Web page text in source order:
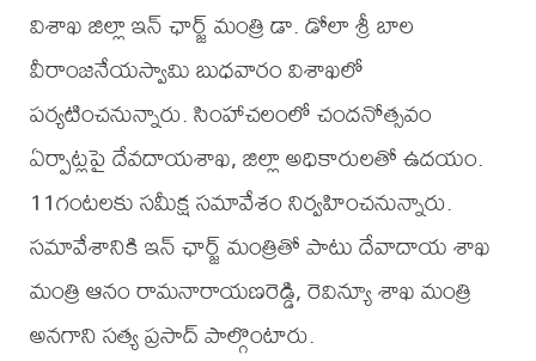
విశాఖ జిల్లా ఇన్ ఛార్జ్ మంత్రి డా. డోలా శ్రీ బాల
వీరాంజనేయస్వామి బుధవారం విశాఖలో
పర్యటించ‌నున్నారు. సింహాచలంలో చందనోత్సవం
ఏర్పాట్లపై దేవదాయశాఖ, జిల్లా అధికారులతో ఉదయం.
11గంటలకు సమీక్ష సమావేశం నిర్వహించ‌నున్నారు.
సమావేశానికి ఇన్ ఛార్జ్ మంత్రితో పాటు దేవాదాయ శాఖ
మంత్రి ఆనం రామనారాయణరెడ్డి, రెవిన్యూ శాఖ మంత్రి
అనగాని సత్య ప్రసాద్ పాల్గొంటారు.